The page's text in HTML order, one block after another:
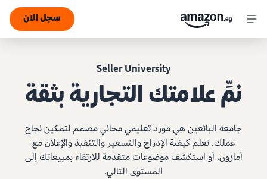
سجل الآن
Seller University
نمِّ علامتك التجارية بثقة
جامعة البائعين هي مورد تعليمي مجاني مصمم لتمكين نجاح
عملك. تعلم كيفية الإدراج والتسعير والتنفيذ والإعلان مع
أمازون، أو استكشف موضوعات متقدمة للارتقاء بمبيعاتك إلى
المستوى التالي.